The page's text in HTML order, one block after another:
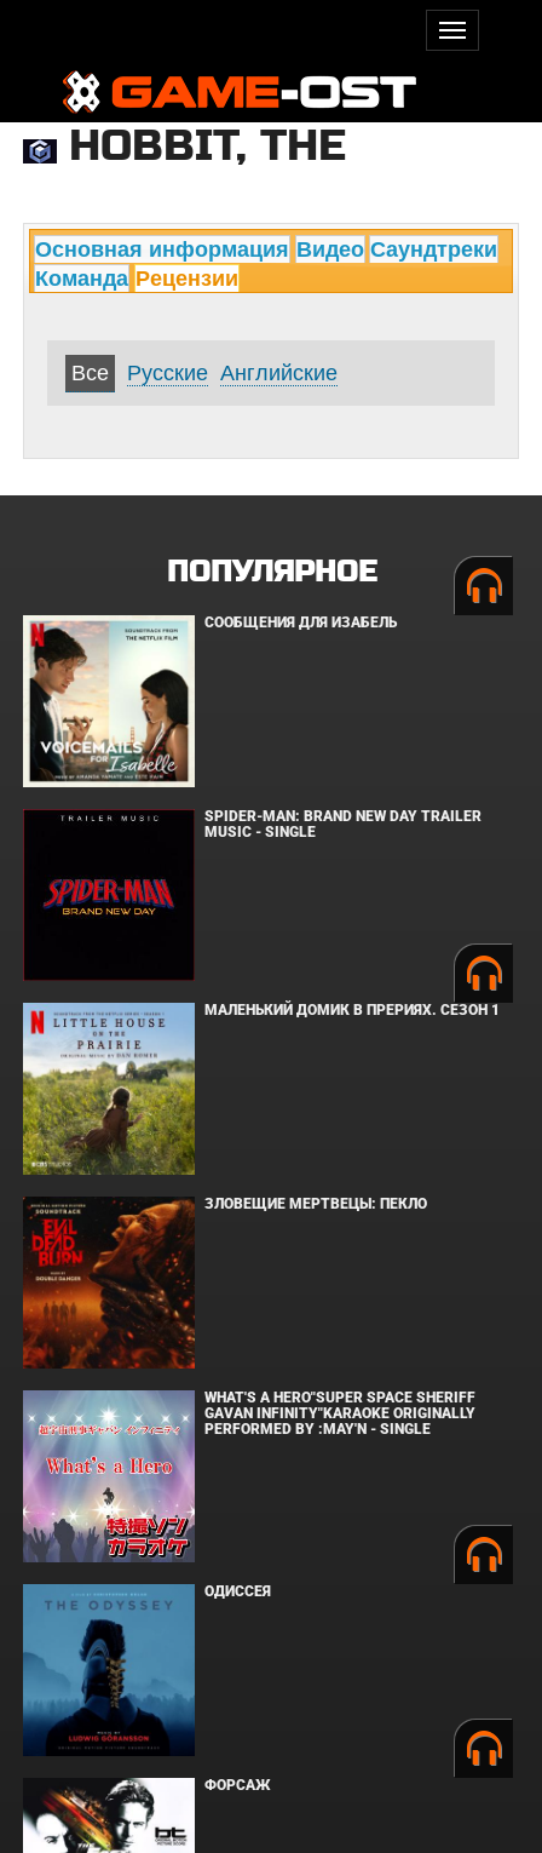
HOBBIT, THE
Основная информация Видео Саундтреки
Команда Рецензии
Все Русские Английские
ПОПУЛЯРНОЕ
СООБЩЕНИЯ ДЛЯ ИЗАБЕЛЬ
SPIDER-MAN: BRAND NEW DAY TRAILER
MUSIC - SINGLE
МАЛЕНЬКИЙ ДОМИК В ПРЕРИЯХ. СЕЗОН 1
ЗЛОВЕЩИЕ МЕРТВЕЦЫ: ПЕКЛО
WHAT'S A HERO"SUPER SPACE SHERIFF
GAVAN INFINITY"KARAOKE ORIGINALLY
PERFORMED BY :MAY'N - SINGLE
ОДИССЕЯ
ФОРСАЖ